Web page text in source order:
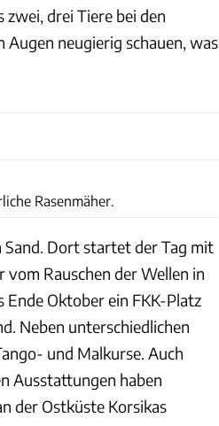
zwei, drei Tiere bei den
neugierig schauen, was
Rasenmäher.
Sand. Dort startet der Tag mit
vom Rauschen der Wellen in
Oktober ein FKK-Platz
Neben unterschiedlichen
und Malkurse. Auch
Ausstattungen haben
der Ostküste Korsikas